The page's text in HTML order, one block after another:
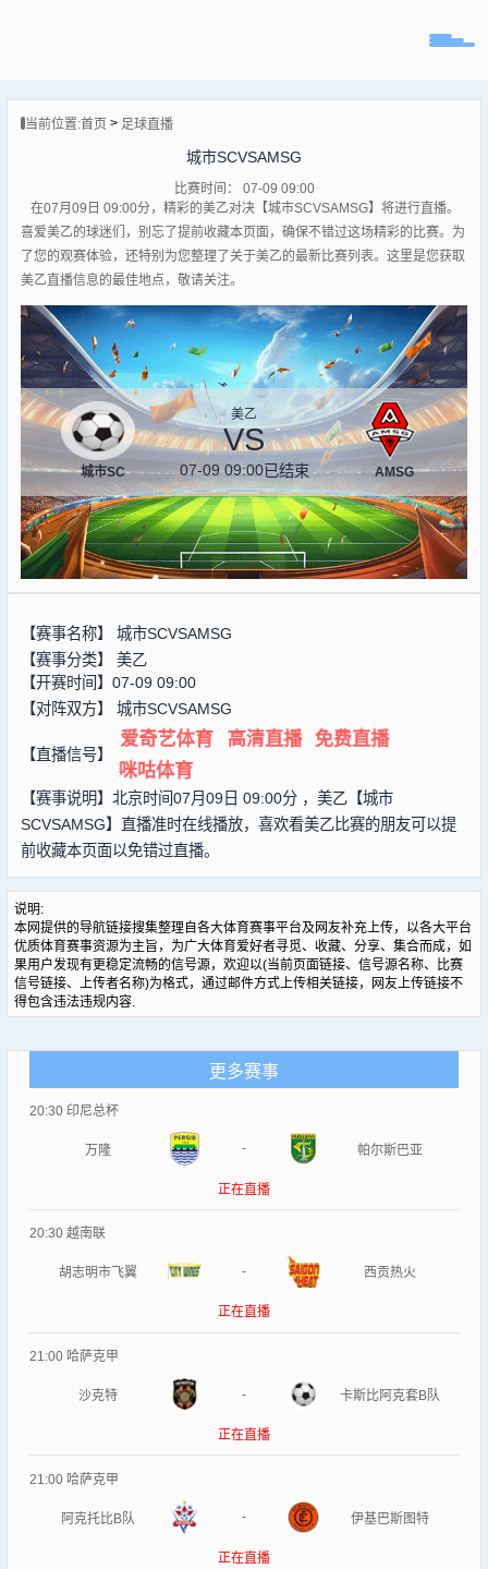
播
队
当前位置:首页> 足球直播
城市SCVSAMSG
比赛时间： 07-09 09:00
在07月09日 09:00分，精彩的美乙对决【城市SCVSAMSG】将进行直播。
喜爱美乙的球迷们，别忘了提前收藏本页面，确保不错过这场精彩的比赛。为
了您的观赛体验，还特别为您整理了关于美乙的最新比赛列表。这里是您获取
美乙直播信息的最佳地点，敬请关注。
城市SC
美乙
VS
07-09 09:00已结束 AMSG
【赛事名称】 城市SCVSAMSG
【赛事分类】 美乙
【开赛时间】07-09 09:00
【对阵双方】 城市SCVSAMSG
【直播信号】
爱奇艺体育 高清直播 免费直播
咪咕体育
【赛事说明】北京时间07月09日 09:00分 ，美乙【城市
SCVSAMSG】直播准时在线播放，喜欢看美乙比赛的朋友可以提
前收藏本页面以免错过直播。
说明:
本网提供的导航链接搜集整理自各大体育赛事平台及网友补充上传，以各大平台
优质体育赛事资源为主旨，为广大体育爱好者寻觅、收藏、分享、集合而成，如
果用户发现有更稳定流畅的信号源，欢迎以(当前页面链接、信号源名称、比赛
信号链接、上传者名称)为格式，通过邮件方式上传相关链接，网友上传链接不
得包含违法违规内容.
更多赛事
20:30 印尼总杯
万隆 - 帕尔斯巴亚
正在直播
20:30 越南联
胡志明市飞翼 - 西贡热火
正在直播
21:00 哈萨克甲
沙克特 - 卡斯比阿克套B队
正在直播
21:00 哈萨克甲
阿克托比B队 - 伊基巴斯图特
正在直播